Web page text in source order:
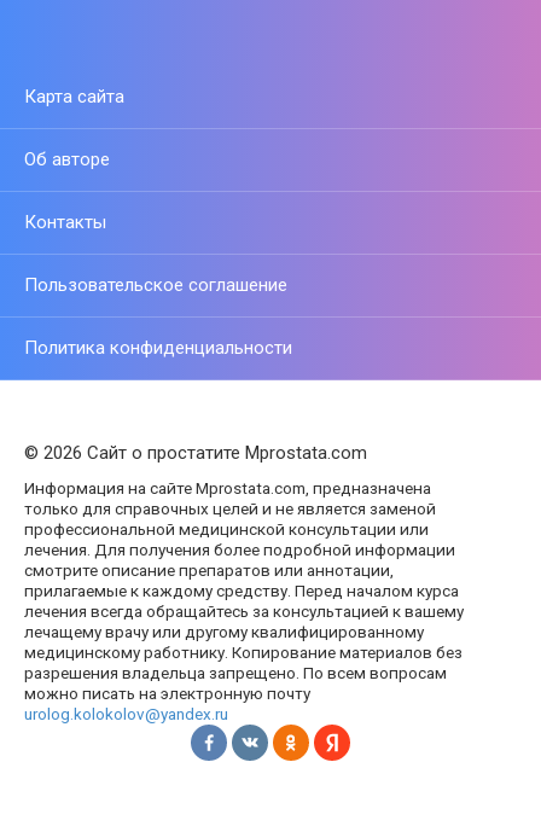
Карта сайта
Об авторе
Контакты
Пользовательское соглашение
Политика конфиденциальности
© 2026 Сайт о простатите Mprostata.com
Информация на сайте Mprostata.com, предназначена
только для справочных целей и не является заменой
профессиональной медицинской консультации или
лечения. Для получения более подробной информации
смотрите описание препаратов или аннотации,
прилагаемые к каждому средству. Перед началом курса
лечения всегда обращайтесь за консультацией к вашему
лечащему врачу или другому квалифицированному
медицинскому работнику. Копирование материалов без
разрешения владельца запрещено. По всем вопросам
можно писать на электронную почту
urolog.kolokolov@yandex.ru